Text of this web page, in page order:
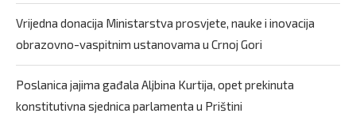
Vrijedna donacija Ministarstva prosvjete, nauke i inovacija
obrazovno-vaspitnim ustanovama u Crnoj Gori
Poslanica jajima gađala Aljbina Kurtija, opet prekinuta
konstitutivna sjednica parlamenta u Prištini